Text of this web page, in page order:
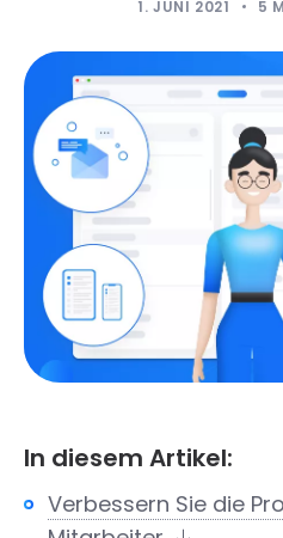
1. JUNI 2021 5
In diesem Artikel:
Verbessern Sie die